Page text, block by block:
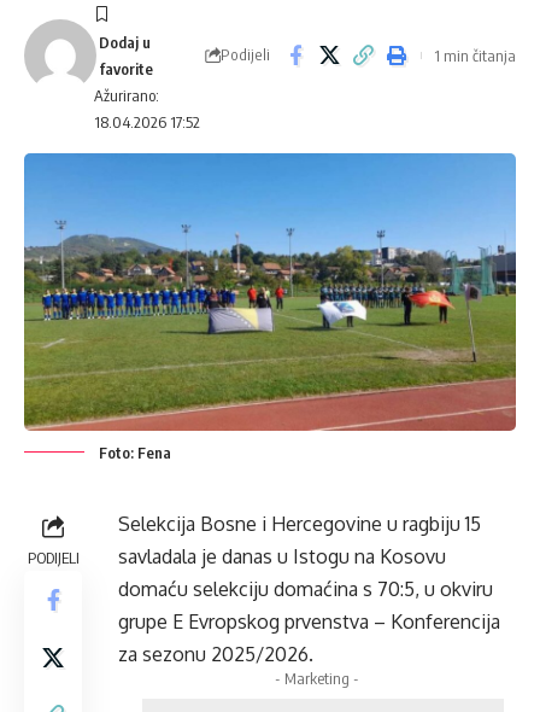
Ažurirano:
18.04.2026 17:52
Podijeli 1 min čitanja
Foto: Fena
PODIJELI
Selekcija Bosne i Hercegovine u ragbiju 15
savladala je danas u Istogu na Kosovu
domaću selekciju domaćina s 70:5, u okviru
grupe E Evropskog prvenstva – Konferencija
za sezonu 2025/2026.
- Marketing -